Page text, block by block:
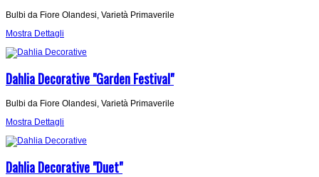
Bulbi da Fiore Olandesi, Varietà Primaverile
Mostra Dettagli
Dahlia Decorative "Garden Festival"
Bulbi da Fiore Olandesi, Varietà Primaverile
Mostra Dettagli
Dahlia Decorative "Duet"